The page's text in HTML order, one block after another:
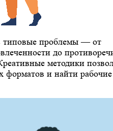
типовые проблемы — от
до
методики
форматов и найти рабочие